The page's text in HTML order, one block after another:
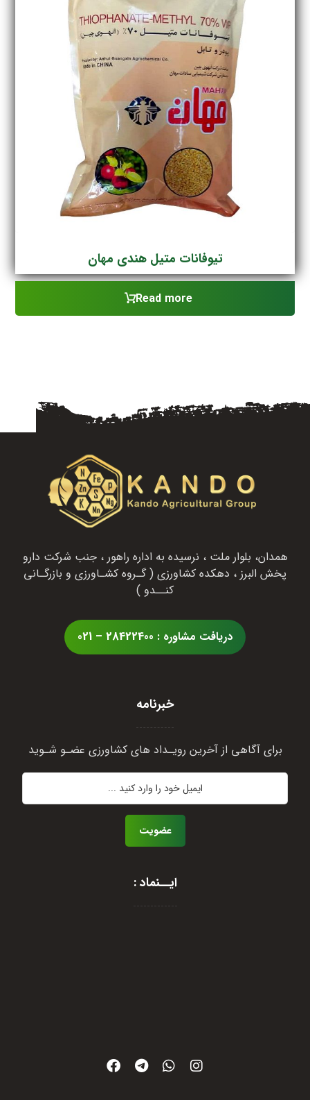
تیوفانات متیل هندی مهان
Read more
همدان، بلوار ملت ، نرسیده به اداره راهور ، جنب شرکت دارو
پخش البرز ، دهکده کشاورزی ( گـروه کشـاورزی و بازرگـانی
کنــدو )
دریافت مشاوره : 28422400 – 021
خبرنامه
برای آگاهی از آخرین رویـداد های کشاورزی عضـو شـوید
عضویت
ایــنماد :